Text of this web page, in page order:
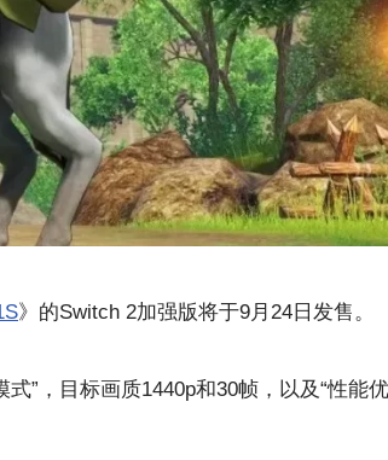
》的Switch 2加强版将于9月24日发售。
”，目标画质1440p和30帧，以及“性能优